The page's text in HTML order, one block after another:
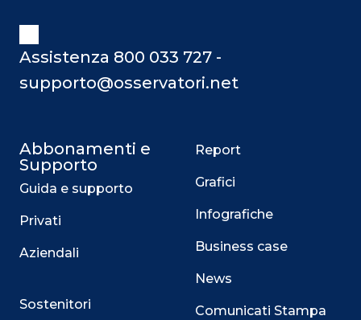
Assistenza 800 033 727 -
supporto@osservatori.net
Abbonamenti e
Supporto
Guida e supporto
Privati
Aziendali
Sostenitori
Report
Grafici
Infografiche
Business case
News
Comunicati Stampa